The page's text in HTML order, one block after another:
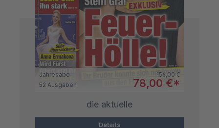
Jahresabo Regulärer Preis:
156,00 €
52 Ausgaben
Verkaufspreis:
78,00 €*
die aktuelle
Details